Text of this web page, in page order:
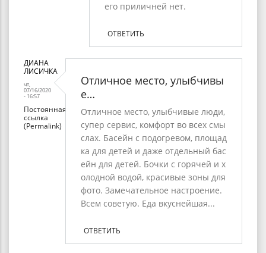
5000
в
сутки…
от
Levoxi
его приличней нет.
ОТВЕТИТЬ
ДИАНА
ЛИСИЧКА
чт,
07/16/2020
- 16:57
Постоянная
ссылка
(Permalink)
Отличное место, улыбчивы
е…
Отличное место, улыбчивые люди,
супер сервис, комфорт во всех смы
слах. Басейн с подогревом, площад
ка для детей и даже отдельный бас
ейн для детей. Бочки с горячей и х
олодной водой, красивые зоны для
фото. Замечательное настроение.
Всем советую. Еда вкуснейшая...
ОТВЕТИТЬ